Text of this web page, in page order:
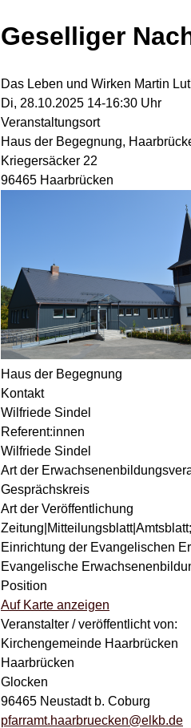
Geselliger
Das Leben und Wirken Martin
Di, 28.10.2025 14-16:30 Uhr
Veranstaltungsort
Haus der Begegnung,
Kriegersäcker 22
96465 Haarbrücken
Haus der Begegnung
Kontakt
Wilfriede Sindel
Referent:innen
Wilfriede Sindel
Art der
Gesprächskreis
Art der Veröffentlichung
Einrichtung der Evangelischen
Evangelische
Position
Auf Karte anzeigen
Veranstalter / veröffentlicht von:
Kirchengemeinde Haarbrücken
Haarbrücken
Glocken
96465 Neustadt b. Coburg
pfarramt.haarbruecken@elkb.de